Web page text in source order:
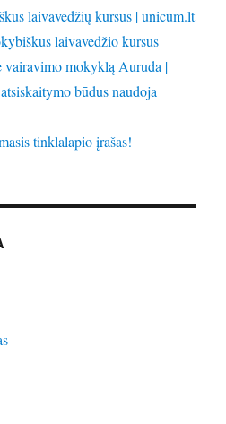
laivavedžių kursus | unicum.lt
laivavedžio kursus
vairavimo mokyklą Auruda |
būdus naudoja
tinklalapio įrašas!